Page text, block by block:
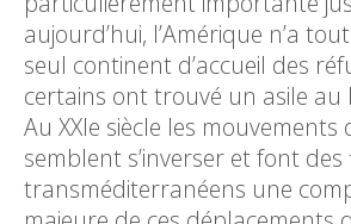
aujourd’hui, l’Amérique n’a
seul continent d’accueil des
certains ont trouvé un asile au
Au XXIe siècle les mouvements
semblent s’inverser et font des
transméditerranéens une